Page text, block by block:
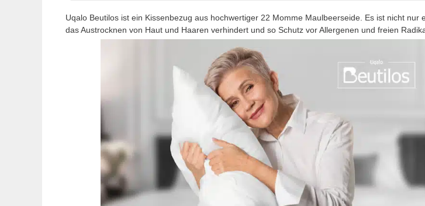
Uqalo Beutilos ist ein Kissenbezug aus hochwertiger 22 Momme Maulbeerseide. Es ist nicht
das Austrocknen von Haut und Haaren verhindert und so Schutz vor Allergenen und freien